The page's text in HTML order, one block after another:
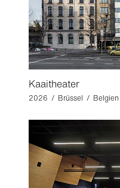
Kaaitheater
2026 / Brüssel / Belgien